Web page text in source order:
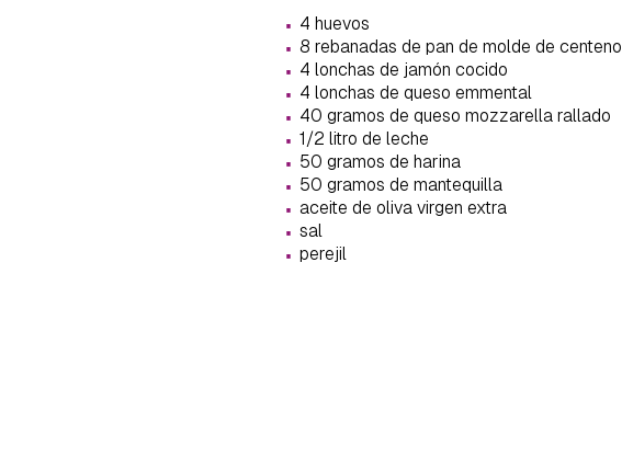
· 4 huevos
· 8 rebanadas de pan de molde de centeno
· 4 lonchas de jamón cocido
· 4 lonchas de queso emmental
· 40 gramos de queso mozzarella rallado
· 1/2 litro de leche
· 50 gramos de harina
· 50 gramos de mantequilla
· aceite de oliva virgen extra
· sal
· perejil